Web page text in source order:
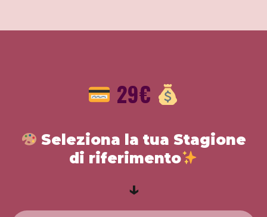
29€
Seleziona la tua Stagione
di riferimento
↓